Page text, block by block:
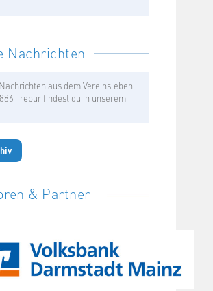
Nachrichten
aus dem Vereinsleben
Trebur findest du in unserem
& Partner